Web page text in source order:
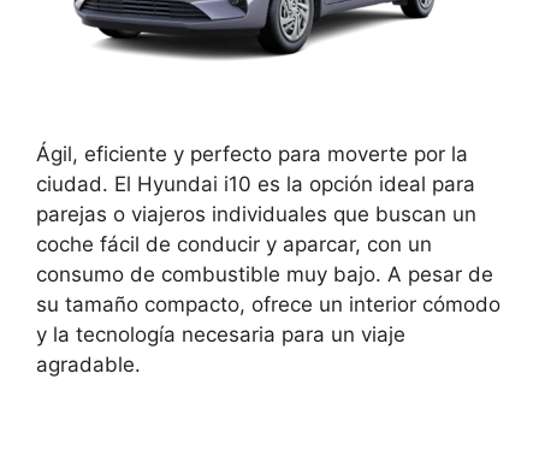
Ágil, eficiente y perfecto para moverte por la
ciudad. El Hyundai i10 es la opción ideal para
parejas o viajeros individuales que buscan un
coche fácil de conducir y aparcar, con un
consumo de combustible muy bajo. A pesar de
su tamaño compacto, ofrece un interior cómodo
y la tecnología necesaria para un viaje
agradable.